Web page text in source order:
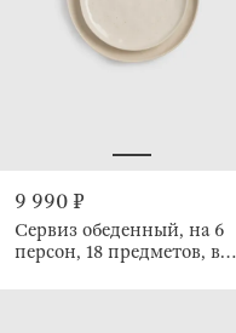
9 990 ₽
Сервиз обеденный, на 6
персон, 18 предметов, в